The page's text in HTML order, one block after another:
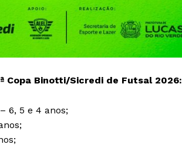
Copa Binotti/Sicredi de Futsal 2026:
6, 5 e 4 anos;